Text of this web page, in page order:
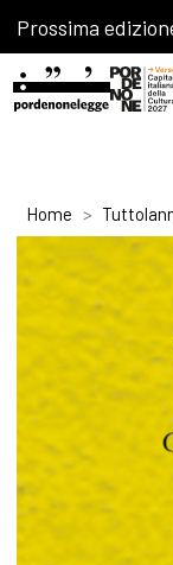
Prossima
Home